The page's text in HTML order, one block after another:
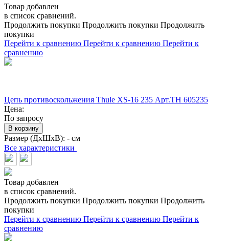
Товар добавлен
в список сравнений.
Продолжить покупки Продолжить покупки Продолжить
покупки
Перейти к сравнению Перейти к сравнению Перейти к
сравнению
Цепь противоскольжения Thule XS-16 235 Арт.TH 605235
Цена:
По запросу
В корзину
Размер (ДхШхВ): - см
Все характеристики
Товар добавлен
в список сравнений.
Продолжить покупки Продолжить покупки Продолжить
покупки
Перейти к сравнению Перейти к сравнению Перейти к
сравнению